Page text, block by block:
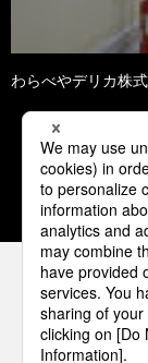
わらべやデリカ株
1
パナソ